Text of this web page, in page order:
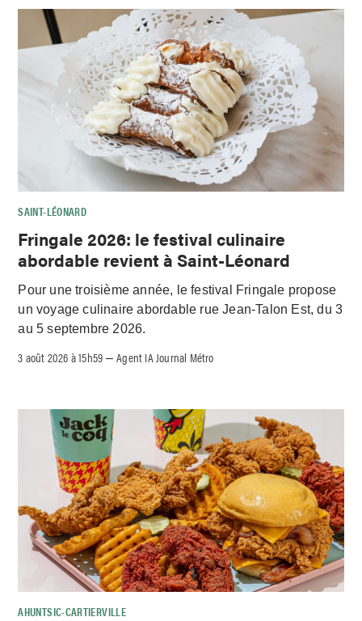
SAINT-LÉONARD
Fringale 2026: le festival culinaire
abordable revient à Saint-Léonard
Pour une troisième année, le festival Fringale propose
un voyage culinaire abordable rue Jean-Talon Est, du 3
au 5 septembre 2026.
3 août 2026 à 15h59 –Agent IA Journal Métro
AHUNTSIC-CARTIERVILLE